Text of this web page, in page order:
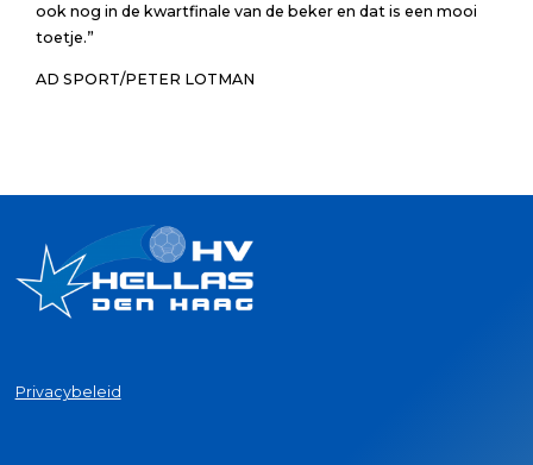
ook nog in de kwartfinale van de beker en dat is een mooi
toetje.”
AD SPORT/PETER LOTMAN
Privacybeleid